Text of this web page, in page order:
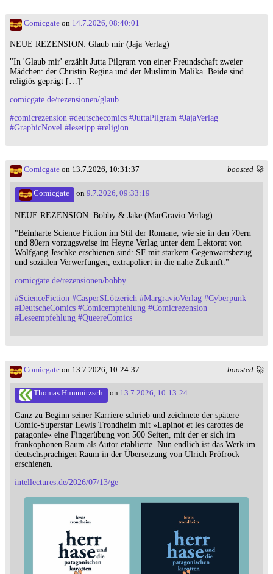
Comicgate on 14.7.2026, 08:40:01
NEUE REZENSION: Glaub mir (Jaja Verlag)
"In 'Glaub mir' erzählt Jutta Pilgram von einer Freundschaft zweier
Mädchen: der Christin Regina und der Muslimin Malika. Beide sind
religiös geprägt […]"
comicgate.de/rezensionen/glaub
#comicrezension #deutschecomics #JuttaPilgram #JajaVerlag
#GraphicNovel #lesetipp #religion
boosted 🚀
Comicgate on 13.7.2026, 10:31:37
Comicgate on 9.7.2026, 09:33:19
NEUE REZENSION: Bobby & Jake (MarGravio Verlag)
"Beinharte Science Fiction im Stil der Romane, wie sie in den 70ern
und 80ern vorzugsweise im Heyne Verlag unter dem Lektorat von
Wolfgang Jeschke erschienen sind: SF mit starkem Gegenwartsbezug
und sozialen Verwerfungen, extrapoliert in die nahe Zukunft."
comicgate.de/rezensionen/bobby
#ScienceFiction #CasperSLötzerich #MargravioVerlag #Cyberpunk
#DeutscheComics #Comicempfehlung #Comicrezension
#Leseempfehlung #QueereComics
boosted 🚀
Comicgate on 13.7.2026, 10:24:37
Thomas Hummitzsch on 13.7.2026, 10:13:24
Ganz zu Beginn seiner Karriere schrieb und zeichnete der spätere
Comic-Superstar Lewis Trondheim mit »Lapinot et les carottes de
patagonie« eine Fingerübung von 500 Seiten, mit der er sich im
frankophonen Raum als Autor etablierte. Nun endlich ist das Werk im
deutschsprachigen Raum in der Übersetzung von Ulrich Pröfrock
erschienen.
intellectures.de/2026/07/13/ge